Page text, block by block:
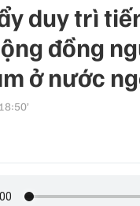
duy trì
đồng
ở nước